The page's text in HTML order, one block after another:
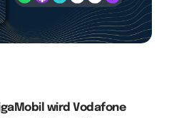
wird Vodafone